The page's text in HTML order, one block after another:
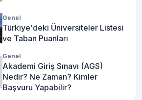
Genel
Türkiye'deki Üniversiteler Listesi
ve Taban Puanları
Genel
Akademi Giriş Sınavı (AGS)
Nedir? Ne Zaman? Kimler
Başvuru Yapabilir?